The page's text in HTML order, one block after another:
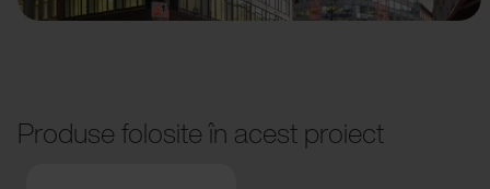
Produse folosite în acest proiect